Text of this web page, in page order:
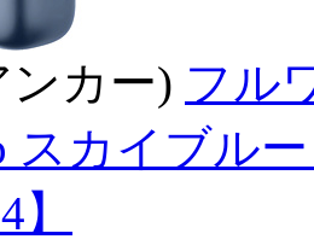
ンカー) フル
スカイブル